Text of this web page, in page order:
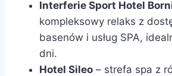
Interferie Sport Hotel
kompleksowy relaks z
basenów i usług SPA,
dni.
Hotel Sileo – strefa spa z